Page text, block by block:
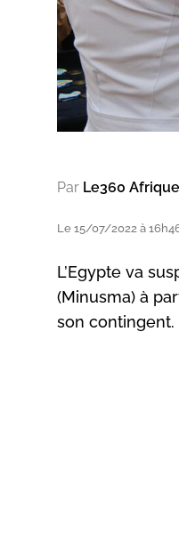
Par Le360
Le 15/07/2022 à
L’Egypte va
(Minusma) à
son contingent.